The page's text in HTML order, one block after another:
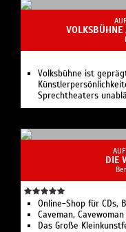
Volksbühne ist
Sprechtheaters
DIE
Online-Shop für CDs,
Caveman,
Das Große